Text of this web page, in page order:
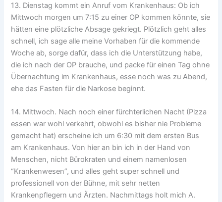
13. Dienstag kommt ein Anruf vom Krankenhaus: Ob ich
Mittwoch morgen um 7:15 zu einer OP kommen könnte, sie
hätten eine plötzliche Absage gekriegt. Plötzlich geht alles
schnell, ich sage alle meine Vorhaben für die kommende
Woche ab, sorge dafür, dass ich die Unterstützung habe,
die ich nach der OP brauche, und packe für einen Tag ohne
Übernachtung im Krankenhaus, esse noch was zu Abend,
ehe das Fasten für die Narkose beginnt.
14. Mittwoch. Nach noch einer fürchterlichen Nacht (Pizza
essen war wohl verkehrt, obwohl es bisher nie Probleme
gemacht hat) erscheine ich um 6:30 mit dem ersten Bus
am Krankenhaus. Von hier an bin ich in der Hand von
Menschen, nicht Bürokraten und einem namenlosen
“Krankenwesen”, und alles geht super schnell und
professionell von der Bühne, mit sehr netten
Krankenpflegern und Ärzten. Nachmittags holt mich A.